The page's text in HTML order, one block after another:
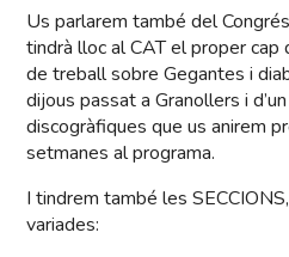
Us parlarem també del
tindrà lloc al CAT el proper cap
de treball sobre Gegantes i
dijous passat a Granollers i
discogràfiques que us anirem
setmanes al programa.
I tindrem també les
variades: